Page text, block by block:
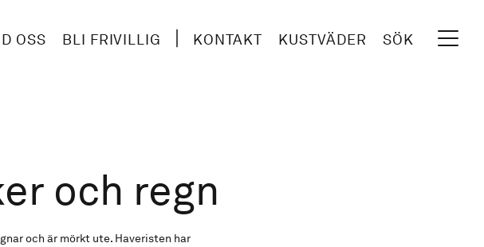
OSS BLI FRIVILLIG KONTAKT KUSTVÄDER SÖK
och regn
och är mörkt ute. Haveristen har